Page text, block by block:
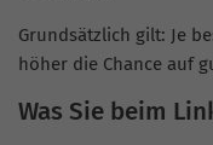
Grundsätzlich gilt: Je
höher die Chance auf
Was Sie beim